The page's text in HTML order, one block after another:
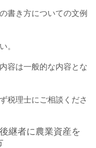
書き方についての文例
。
容は一般的な内容とな
税理士にご相談くださ
継者に農業資産を